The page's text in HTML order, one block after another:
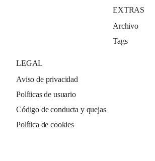
EXTRAS
Archivo
Tags
LEGAL
Aviso de privacidad
Políticas de usuario
Código de conducta y quejas
Política de cookies